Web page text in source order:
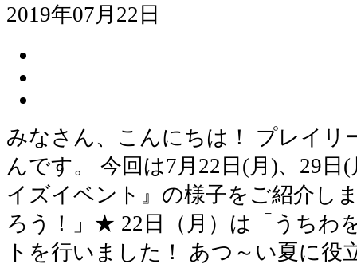
2019年07月22日
みなさん、こんにちは！ プレイリ
んです。 今回は7月22日(月)、29
イズイベント』の様子をご紹介し
ろう！」★ 22日（月）は「うちわ
トを行いました！ あつ～い夏に役